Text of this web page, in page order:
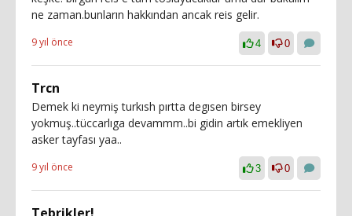
ne zaman.bunların hakkından ancak reis gelir.
9 yıl önce 4 0
Trcn
Demek ki neymiş turkısh pırtta degısen birsey
yokmuş..tüccarlıga devammm..bi gidin artık emekliyen
asker tayfası yaa..
9 yıl önce 3 0
Tebrikler!